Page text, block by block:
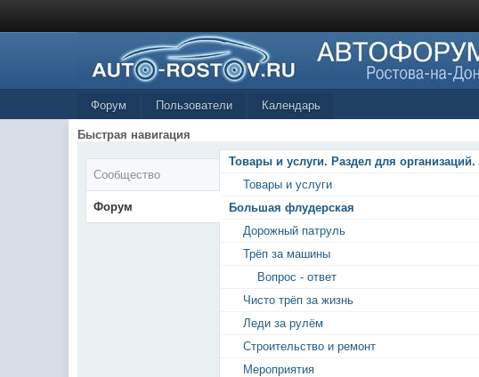
Форум Пользователи Календарь
Быстрая навигация
Сообщество
Форум
Товары и услуги. Раздел для организаций.
Товары и услуги
Большая флудерская
Дорожный патруль
Трёп за машины
Вопрос - ответ
Чисто трёп за жизнь
Леди за рулём
Строительство и ремонт
Мероприятия